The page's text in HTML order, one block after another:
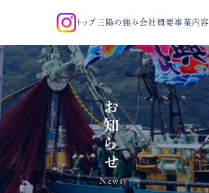
お知らせ
News
トップ 三陽の強み会社概要事業内容